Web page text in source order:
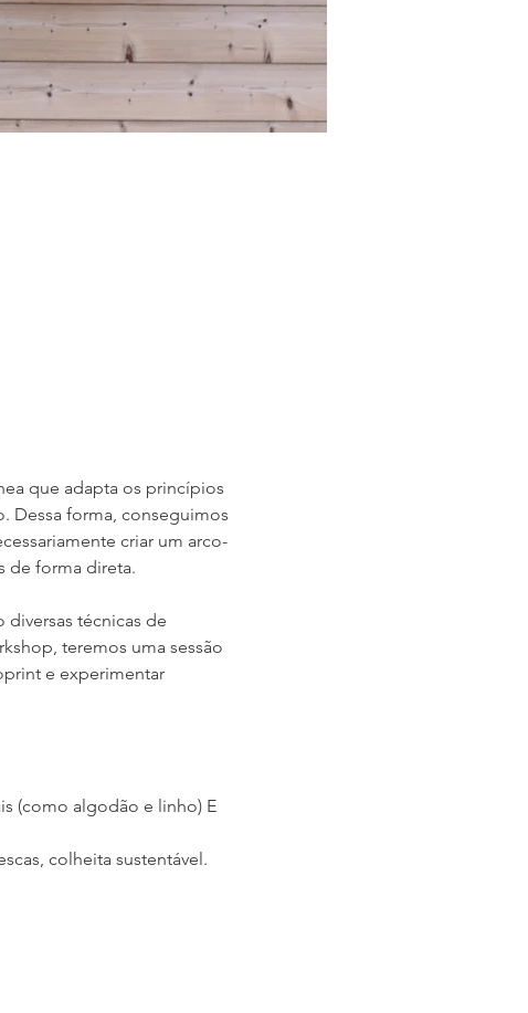
que adapta os princípios
Dessa forma, conseguimos
criar um arco-
de forma direta.
técnicas de
teremos uma sessão
e experimentar
(como algodão e linho) E
colheita sustentável.